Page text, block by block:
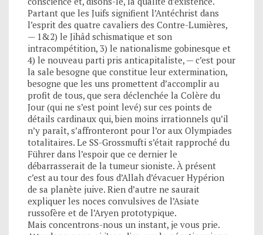
Partant que les Juifs signifient l’Antéchrist dans
l’esprit des quatre cavaliers des Contre-Lumières,
— 1&2) le Jihâd schismatique et son
intracompétition, 3) le nationalisme gobinesque et
4) le nouveau parti pris anticapitaliste, — c’est pour
la sale besogne que constitue leur extermination,
besogne que les uns promettent d’accomplir au
profit de tous, que sera déclenchée la Colère du
Jour (qui ne s’est point levé) sur ces points de
détails cardinaux qui, bien moins irrationnels qu’il
n’y paraît, s’affronteront pour l’or aux Olympiades
totalitaires. Le SS-Grossmufti s’était rapproché du
Führer dans l’espoir que ce dernier le
débarrasserait de la tumeur sioniste. À présent
c’est au tour des fous d’Allah d’évacuer Hypérion
de sa planète juive. Rien d’autre ne saurait
expliquer les noces convulsives de l’Asiate
russofère et de l’Aryen prototypique.
Mais concentrons-nous un instant, je vous prie.